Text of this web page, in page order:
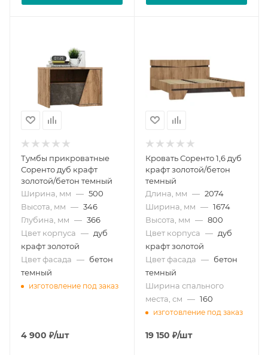
Тумбы прикроватные
Соренто дуб крафт
золотой/бетон темный
Ширина, мм — 500
Высота, мм — 346
Глубина, мм — 366
Цвет корпуса — дуб
крафт золотой
Цвет фасада — бетон
темный
изготовление под заказ
4 900 ₽/шт
Кровать Соренто 1,6 дуб
крафт золотой/бетон
темный
Длина, мм — 2074
Ширина, мм — 1674
Высота, мм — 800
Цвет корпуса — дуб
крафт золотой
Цвет фасада — бетон
темный
Ширина спального
места, см — 160
изготовление под заказ
19 150 ₽/шт